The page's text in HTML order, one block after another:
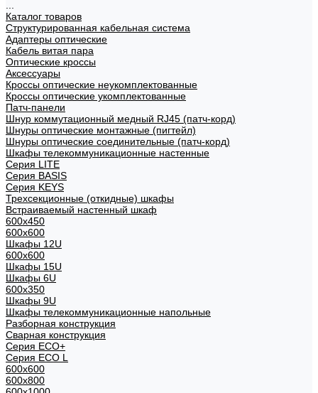
Каталог товаров
Структурированная кабельная система
Адаптеры оптические
Кабель витая пара
Оптические кроссы
Аксессуары
Кроссы оптические неукомплектованные
Кроссы оптические укомплектованные
Патч-панели
Шнур коммутационный медный RJ45 (патч-корд)
Шнуры оптические монтажные (пигтейл)
Шнуры оптические соединительные (патч-корд)
Шкафы телекоммуникационные настенные
Cерия LITE
Cерия BASIS
Cерия KEYS
Трехсекционные (откидные) шкафы
Встраиваемый настенный шкаф
600x450
600x600
Шкафы 12U
600x600
Шкафы 15U
Шкафы 6U
600x350
Шкафы 9U
Шкафы телекоммуникационные напольные
Разборная конструкция
Сварная конструкция
Серия ECO+
Серия ECO L
600x600
600x800